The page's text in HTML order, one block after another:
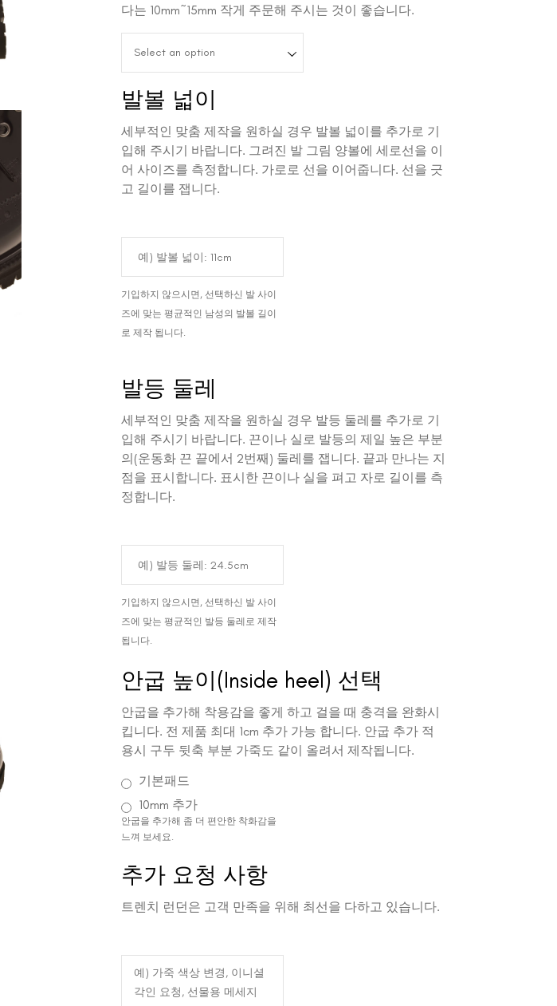
다는 10mm~15mm 작게 주문해 주시는 것이 좋습니다.
Select an option
발볼 넓이
세부적인 맞춤 제작을 원하실 경우 발볼 넓이를 추가로 기
입해 주시기 바랍니다. 그려진 발 그림 양볼에 세로선을 이
어 사이즈를 측정합니다. 가로로 선을 이어줍니다. 선을 긋
고 길이를 잽니다.
기입하지 않으시면, 선택하신 발 사이
즈에 맞는 평균적인 남성의 발볼 길이
로 제작 됩니다.
발등 둘레
세부적인 맞춤 제작을 원하실 경우 발등 둘레를 추가로 기
입해 주시기 바랍니다. 끈이나 실로 발등의 제일 높은 부분
의(운동화 끈 끝에서 2번째) 둘레를 잽니다. 끝과 만나는 지
점을 표시합니다. 표시한 끈이나 실을 펴고 자로 길이를 측
정합니다.
기입하지 않으시면, 선택하신 발 사이
즈에 맞는 평균적인 발등 둘레로 제작
됩니다.
안굽 높이(Inside heel) 선택
안굽을 추가해 착용감을 좋게 하고 걸을 때 충격을 완화시
킵니다. 전 제품 최대 1cm 추가 가능 합니다. 안굽 추가 적
용시 구두 뒷축 부분 가죽도 같이 올려서 제작됩니다.
기본패드
10mm 추가
안굽을 추가해 좀 더 편안한 착화감을
느껴 보세요.
추가 요청 사항
트렌치 런던은 고객 만족을 위해 최선을 다하고 있습니다.